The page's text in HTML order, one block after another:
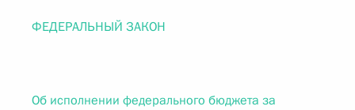
ФЕДЕРАЛЬНЫЙ ЗАКОН
Об исполнении федерального бюджета за